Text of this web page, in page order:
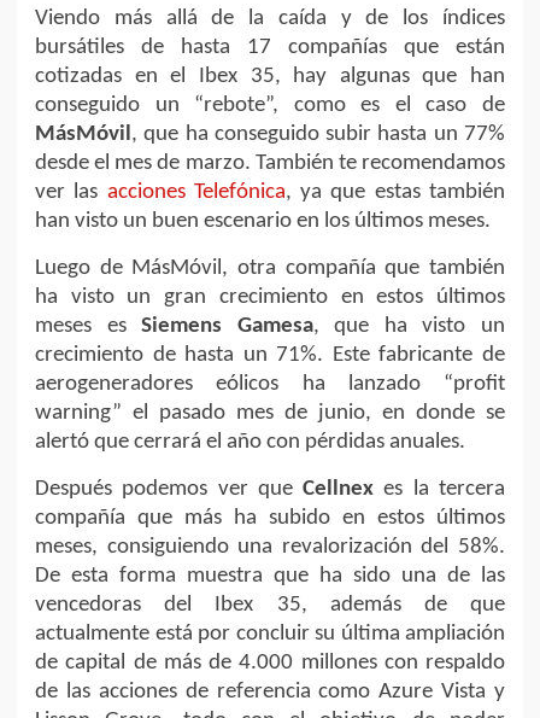
Viendo más allá de la caída y de los índices
bursátiles de hasta 17 compañías que están
cotizadas en el Ibex 35, hay algunas que han
conseguido un “rebote”, como es el caso de
MásMóvil , que ha conseguido subir hasta un 77%
desde el mes de marzo. También te recomendamos
ver las acciones Telefónica, ya que estas también
han visto un buen escenario en los últimos meses.
Luego de MásMóvil, otra compañía que también
ha visto un gran crecimiento en estos últimos
meses esSiemens Gamesa, que ha visto un
crecimiento de hasta un 71%. Este fabricante de
aerogeneradores eólicos ha lanzado “profit
warning” el pasado mes de junio, en donde se
alertó que cerrará el año con pérdidas anuales.
Después podemos ver queCellnex es la tercera
compañía que más ha subido en estos últimos
meses, consiguiendo una revalorización del 58%.
De esta forma muestra que ha sido una de las
vencedoras del Ibex 35, además de que
actualmente está por concluir su última ampliación
de capital de más de 4.000 millones con respaldo
de las acciones de referencia como Azure Vista y